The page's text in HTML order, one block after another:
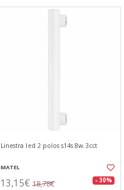
Linestra led 2 polos s14s 8w.3cct
MATEL
13,15€ 18,78€ - 30%